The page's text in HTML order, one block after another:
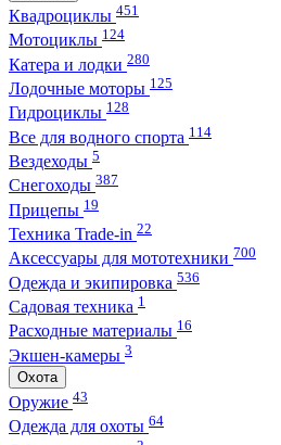
Квадроциклы 451
Мотоциклы 124
Катера и лодки 280
Лодочные моторы 125
Гидроциклы 128
Все для водного спорта 114
Вездеходы 5
Снегоходы 387
Прицепы 19
Техника Trade-in 22
Аксессуары для мототехники 700
Одежда и экипировка 536
Садовая техника 1
Расходные материалы 16
Экшен-камеры 3
Охота
Оружие 43
Одежда для охоты 64